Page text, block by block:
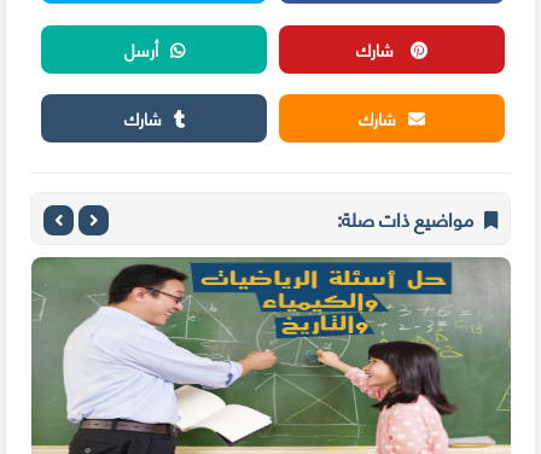
شارك
أرسل
شارك
شارك
مواضيع ذات صلة: